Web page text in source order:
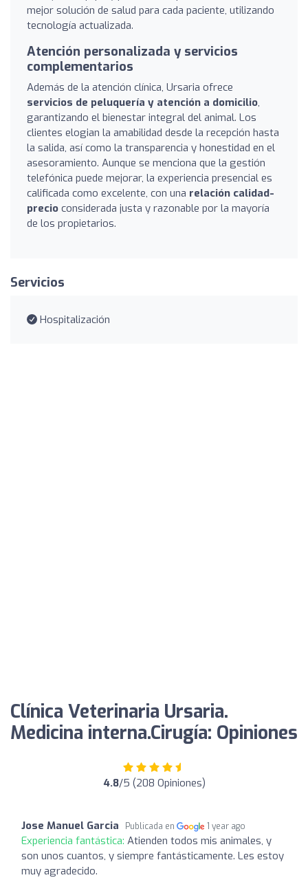
mejor solución de salud para cada paciente, utilizando
tecnología actualizada.
Atención personalizada y servicios
complementarios
Además de la atención clínica, Ursaria ofrece
servicios de peluquería y atención a domicilio,
garantizando el bienestar integral del animal. Los
clientes elogian la amabilidad desde la recepción hasta
la salida, así como la transparencia y honestidad en el
asesoramiento. Aunque se menciona que la gestión
telefónica puede mejorar, la experiencia presencial es
calificada como excelente, con una relación calidad-
precio considerada justa y razonable por la mayoría
de los propietarios.
Servicios
Hospitalización
Clínica Veterinaria Ursaria.
Medicina interna.Cirugía: Opiniones
4.8/5 (208 Opiniones)
Jose Manuel Garcia Publicada en 1 year ago
Experiencia fantástica: Atienden todos mis animales, y
son unos cuantos, y siempre fantásticamente. Les estoy
muy agradecido.